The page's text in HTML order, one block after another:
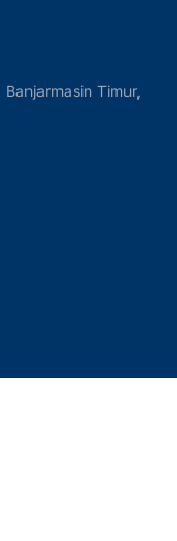
Timur,